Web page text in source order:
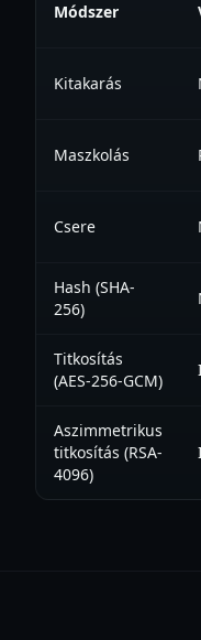
Módszer
Kitakarás
Maszkolás
Csere
Hash (SHA-
256)
Titkosítás
(AES-256-GCM)
Aszimmetrikus
titkosítás (RSA-
4096)